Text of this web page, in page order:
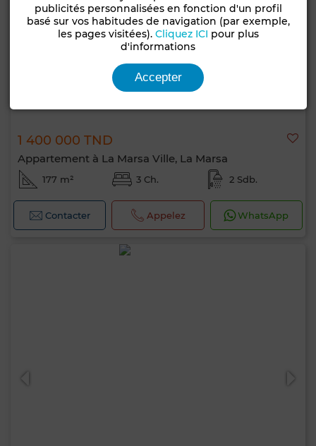
1 400 000 TND
Appartement à La Marsa Ville, La Marsa
177 m² 3 Ch. 2 Sdb.
Contacter Appelez WhatsApp
publicités personnalisées en fonction d'un profil
basé sur vos habitudes de navigation (par exemple,
les pages visitées). Cliquez ICI pour plus
d'informations
Accepter